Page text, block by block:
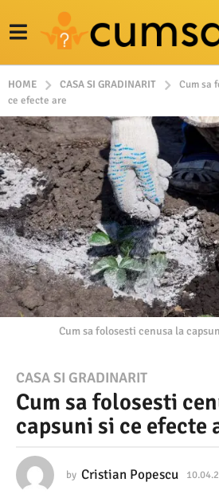
HOME CASA SI GRADINARIT
Cum sa
ce efecte are
Cum sa folosesti cenusa la
1
0
.
4
CASA SI GRADINARIT
Cum sa folosesti
capsuni si ce efecte
by Cristian Popescu